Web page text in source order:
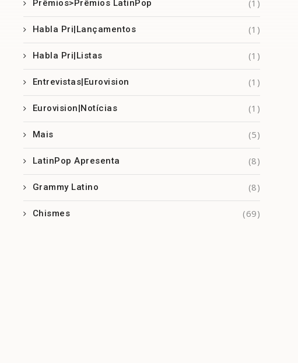
Prêmios>Prêmios LatinPop (1)
Habla Pri|Lançamentos (1)
Habla Pri|Listas (1)
Entrevistas|Eurovision (1)
Eurovision|Notícias (1)
Mais (5)
LatinPop Apresenta (8)
Grammy Latino (8)
Chismes (69)